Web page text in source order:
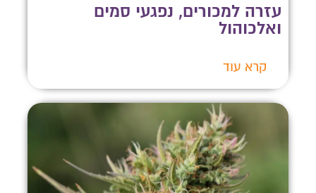
עזרה למכורים, נפגעי סמים
ואלכוהול
קרא עוד